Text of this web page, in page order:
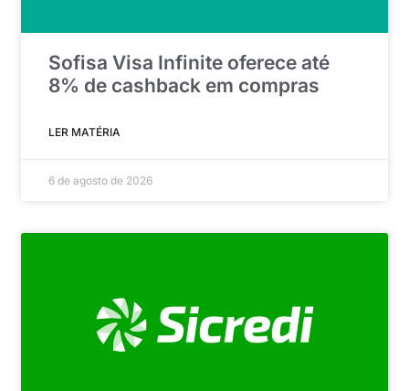
Sofisa Visa Infinite oferece até
8% de cashback em compras
LER MATÉRIA
6 de agosto de 2026